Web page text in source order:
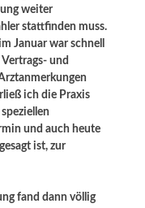
weiter
stattfinden muss.
Januar war schnell
und
ich die Praxis
und auch heute
ist, zur
fand dann völlig